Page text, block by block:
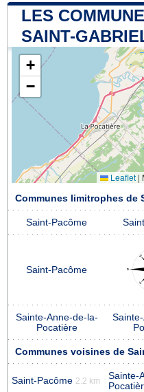
LES
SAINT-
+
−
Leaflet |
Communes limitrophes de
Saint-Pacôme
Saint-Pacôme
Sainte-Anne-de-la-
Pocatière
Communes voisines de
Saint-Pacôme 2.2 km
Sainte-